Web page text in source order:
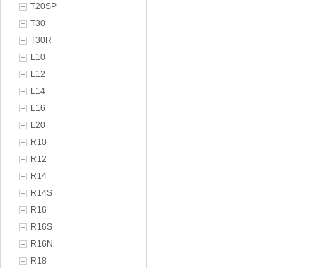
T20SP
T30
T30R
L10
L12
L14
L16
L20
R10
R12
R14
R14S
R16
R16S
R16N
R18